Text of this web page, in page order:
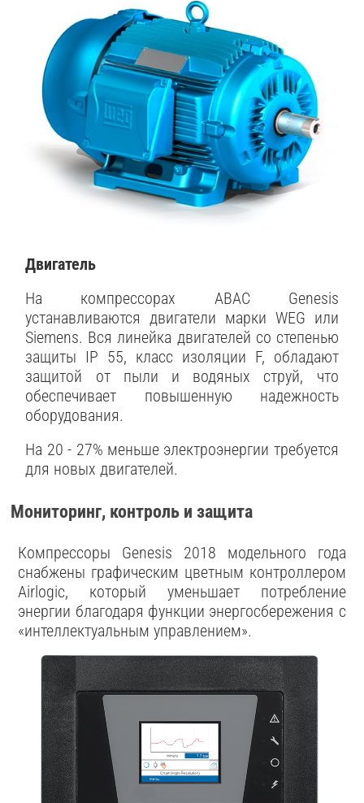
Двигатель
На компрессорах ABAC Genesis
устанавливаются двигатели марки WEG или
Siemens. Вся линейка двигателей со степенью
защиты IP 55, класс изоляции F, обладают
защитой от пыли и водяных струй, что
обеспечивает повышенную надежность
оборудования.
На 20 - 27% меньше электроэнергии требуется
для новых двигателей.
Мониторинг, контроль и защита
Компрессоры Genesis 2018 модельного года
снабжены графическим цветным контроллером
Airlogic, который уменьшает потребление
энергии благодаря функции энергосбережения с
«интеллектуальным управлением».